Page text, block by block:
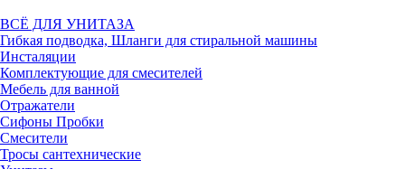
ВСЁ ДЛЯ УНИТАЗА
Гибкая подводка, Шланги для стиральной машины
Инсталяции
Комплектующие для смесителей
Мебель для ванной
Отражатели
Сифоны Пробки
Смесители
Тросы сантехнические